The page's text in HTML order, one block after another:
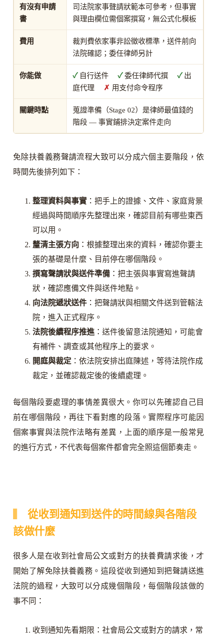
有沒有申請
書
司法院家事聲請狀範本可參考，但事實
與理由欄位需個案撰寫，無公式化模板
費用
裁判費依家事非訟徵收標準，送件前向
法院確認；委任律師另計
你能做 ✓自行送件✓委任律師代撰✓出
庭代理 ✗ 用支付命令程序
關鍵時點
蒐證準備（Stage 02）是律師最值錢的
階段 — 事實鋪排決定案件走向
免除扶養義務聲請流程大致可以分成六個主要階段，依
時間先後排列如下：
整理資料與事實：把手上的證據、文件、家庭背景
經過與時間順序先整理出來，確認目前有哪些東西
可以用。
釐清主張方向 ：根據整理出來的資料，確認你要主
張的基礎是什麼、目前停在哪個階段。
撰寫聲請狀與送件準備：把主張與事實寫進聲請
狀，確認應備文件與送件地點。
向法院遞狀送件：把聲請狀與相關文件送到管轄法
院，進入正式程序。
法院後續程序推進：送件後留意法院通知，可能會
有補件、調查或其他程序上的要求。
開庭與裁定：依法院安排出庭陳述，等待法院作成
裁定，並確認裁定後的後續處理。
每個階段要處理的事情差異很大。你可以先確認自己目
前在哪個階段，再往下看對應的段落。實際程序可能因
個案事實與法院作法略有差異，上面的順序是一般常見
的進行方式，不代表每個案件都會完全照這個節奏走。
從收到通知到送件的時間線與各階段
該做什麼
很多人是在收到社會局公文或對方的扶養費請求後，才
開始了解免除扶養義務。這段從收到通知到把聲請送進
法院的過程，大致可以分成幾個階段，每個階段該做的
事不同：
收到通知先看期限：社會局公文或對方的請求，常